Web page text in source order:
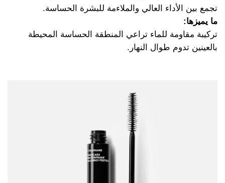
تجمع بين الأداء العالي والملاءمة للبشرة الحساسة.
ما يميزها:
تركيبة مقاومة للماء تراعي المنطقة الحساسة المحيطة
بالعينين تدوم طوال النهار.